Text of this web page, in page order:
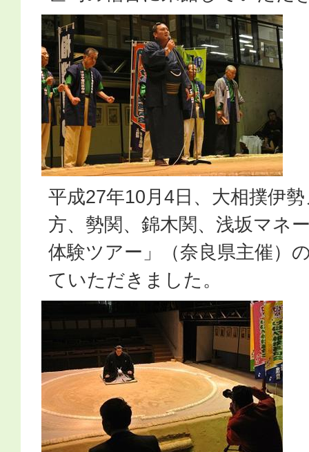
平成27年10月4日、大相撲伊
方、勢関、錦木関、浅坂マネ
体験ツアー」（奈良県主催）
ていただきました。